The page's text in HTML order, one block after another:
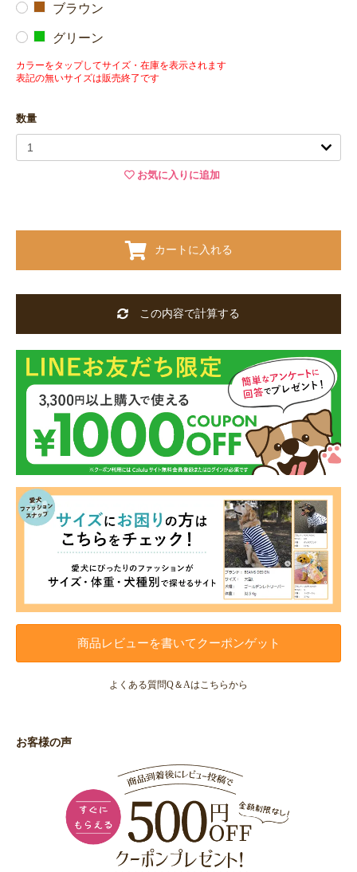
ブラウン
グリーン
カラーをタップしてサイズ・在庫を表示されます
表記の無いサイズは販売終了です
数量
お気に入りに追加
カートに入れる
この内容で計算する
商品レビューを書いてクーポンゲット
よくある質問Q＆Aはこちらから
お客様の声